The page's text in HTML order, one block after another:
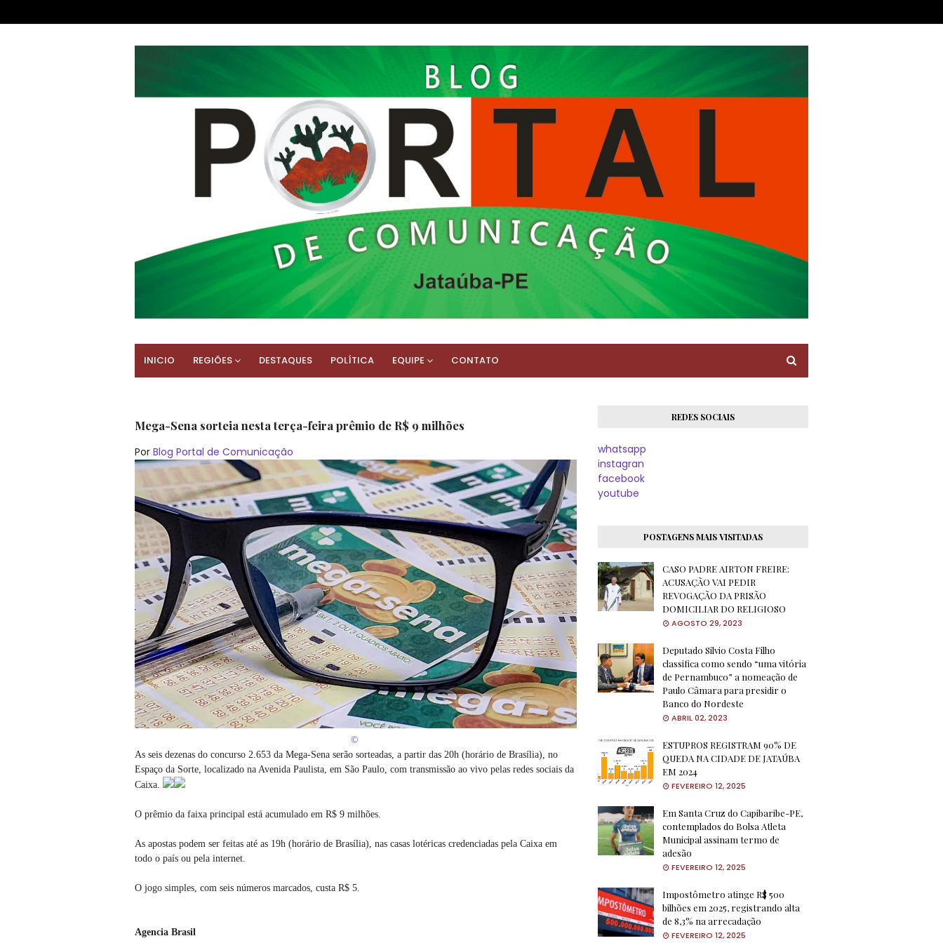
INICIO REGIÕES DESTAQUES POLÍTICA EQUIPE CONTATO
Mega-Sena sorteia nesta terça-feira prêmio de R$ 9 milhões
Por Blog Portal de Comunicação
©
As seis dezenas do concurso 2.653 da Mega-Sena serão sorteadas, a partir das 20h (horário de Brasília), no
Espaço da Sorte, localizado na Avenida Paulista, em São Paulo, com transmissão ao vivo pelas redes sociais da
Caixa.
O prêmio da faixa principal está acumulado em R$ 9 milhões.
As apostas podem ser feitas até as 19h (horário de Brasília), nas casas lotéricas credenciadas pela Caixa em
todo o país ou pela internet.
O jogo simples, com seis números marcados, custa R$ 5.
Agencia Brasil
REDES SOCIAIS
whatsapp
instagran
facebook
youtube
POSTAGENS MAIS VISITADAS
CASO PADRE AIRTON FREIRE:
ACUSAÇÃO VAI PEDIR
REVOGAÇÃO DA PRISÃO
DOMICILIAR DO RELIGIOSO
AGOSTO 29, 2023
Deputado Silvio Costa Filho
classifica como sendo “uma vitória
de Pernambuco” a nomeação de
Paulo Câmara para presidir o
Banco do Nordeste
ABRIL 02, 2023
ESTUPROS REGISTRAM 90% DE
QUEDA NA CIDADE DE JATAÚBA
EM 2024
FEVEREIRO 12, 2025
Em Santa Cruz do Capibaribe-PE,
contemplados do Bolsa Atleta
Municipal assinam termo de
adesão
FEVEREIRO 12, 2025
Impostômetro atinge R$ 500
bilhões em 2025, registrando alta
de 8,3% na arrecadação
FEVEREIRO 12, 2025